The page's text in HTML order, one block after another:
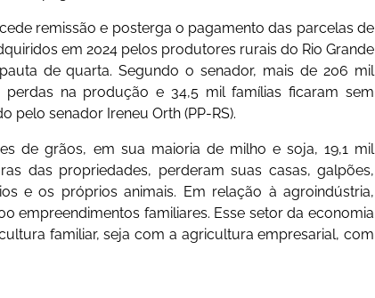
remissão e posterga o pagamento das parcelas de
em 2024 pelos produtores rurais do Rio Grande
de quarta. Segundo o senador, mais de 206 mil
na produção e 34,5 mil famílias ficaram sem
pelo senador Ireneu Orth (PP-RS).
de grãos, em sua maioria de milho e soja, 19,1 mil
das propriedades, perderam suas casas, galpões,
e os próprios animais. Em relação à agroindústria,
empreendimentos familiares. Esse setor da economia
familiar, seja com a agricultura empresarial, com